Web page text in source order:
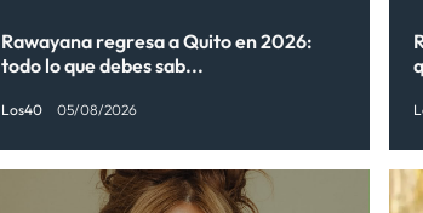
Rawayana regresa a Quito en 2026:
todo lo que debes sab...
Los40 05/08/2026